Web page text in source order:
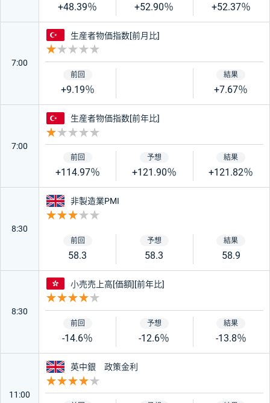
+48.39％ +52.90％ +52.37％
7:00
トルコ
生産者物価指数[前月比]
+9.19％ +7.67％
7:00
トルコ
生産者物価指数[前年比]
+114.97％ +121.90％ +121.82％
8:30
イギリス
非製造業PMI
58.3 58.3 58.9
8:30
香港
小売売上高[価額][前年比]
-14.6％ -12.6％ -13.8％
11:00
イギリス
英中銀 政策金利